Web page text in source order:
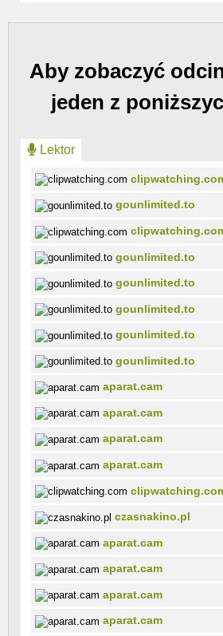
Aby zobaczyć
jeden z
Lektor
gounlimited.to
gounlimited.to
gounlimited.to
gounlimited.to
gounlimited.to
gounlimited.to
aparat.cam
aparat.cam
aparat.cam
aparat.cam
czasnakino.pl
aparat.cam
aparat.cam
aparat.cam
aparat.cam